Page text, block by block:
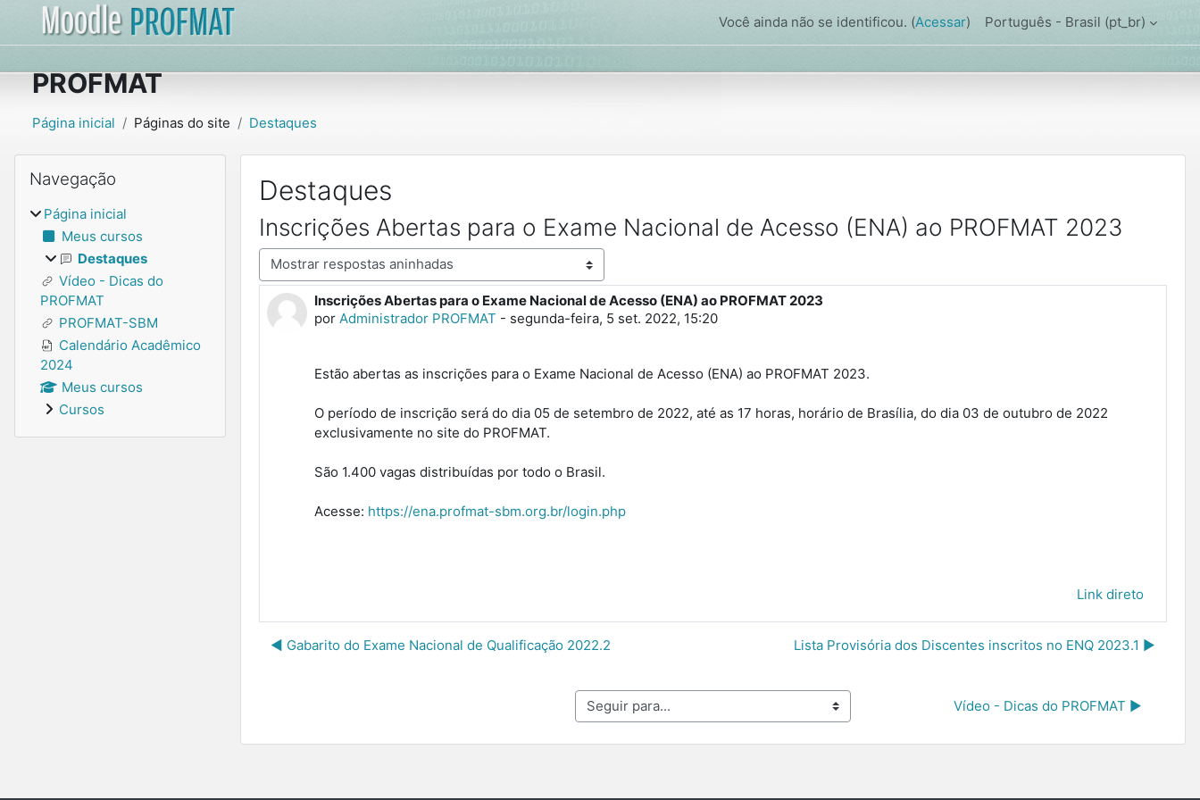
Ir para o conteúdo principal
Português - Brasil ‎(pt_br)‎
Você ainda não se identificou. (Acessar)
PROFMAT
Página inicial Páginas do site Destaques
Destaques
Inscrições Abertas para o Exame Nacional de Acesso (ENA) ao PROFMAT 2023
Modo de visualização
Inscrições Abertas para o Exame Nacional de Acesso (ENA) ao PROFMAT 2023
por Administrador PROFMAT - segunda-feira, 5 set. 2022, 15:20
Número de respostas: 0
Estão abertas as inscrições para o Exame Nacional de Acesso (ENA) ao PROFMAT 2023.
O período de inscrição será do dia 05 de setembro de 2022, até as 17 horas, horário de Brasília, do dia 03 de outubro de 2022
exclusivamente no site do PROFMAT.
São 1.400 vagas distribuídas por todo o Brasil.
Acesse: https://ena.profmat-sbm.org.br/login.php
Link direto
◀︎ Gabarito do Exame Nacional de Qualificação 2022.2 Lista Provisória dos Discentes inscritos no ENQ 2023.1 ▶︎
Seguir para... Vídeo - Dicas do PROFMAT ▶︎
Blocos
Navegação
Página inicial
Meus cursos
Destaques
Vídeo - Dicas do
PROFMAT
PROFMAT-SBM
Calendário Acadêmico
2024
Meus cursos
Cursos